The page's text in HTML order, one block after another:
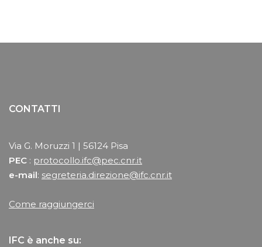
CONTATTI
Via G. Moruzzi 1 | 56124 Pisa
PEC : protocollo.ifc@pec.cnr.it
e-mail: segreteria.direzione@ifc.cnr.it
Come raggiungerci
IFC è anche su: